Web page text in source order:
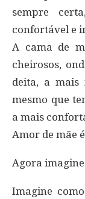
sempre
confortável e
A cama de
cheirosos,
deita, a mais
mesmo que
a mais
Amor de mãe
Agora
Imagine